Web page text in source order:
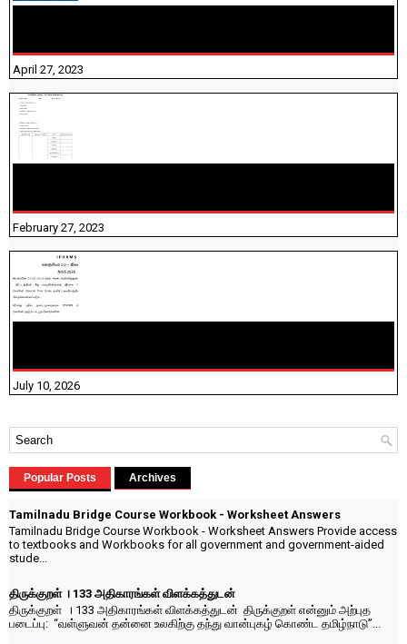
April 27, 2023
February 27, 2023
July 10, 2026
Popular Posts Archives
Tamilnadu Bridge Course Workbook - Worksheet Answers
Tamilnadu Bridge Course Workbook - Worksheet Answers Provide access
to textbooks and Workbooks for all government and government-aided
stude...
திருக்குறள் । 133 அதிகாரங்கள் விளக்கத்துடன்
திருக்குறள் । 133 அதிகாரங்கள் விளக்கத்துடன் திருக்குறள் என்னும் அற்புத
படைப்பு: “வள்ளுவன் தன்னை உலகிற்கு தந்து வான்புகழ் கொண்ட தமிழ்நாடு”...